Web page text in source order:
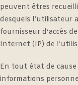
peuvent êtres
desquels l’utilisateur
fournisseur d’accès
Internet (IP) de
En tout état de cause
informations